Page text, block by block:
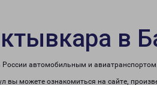
в
России автомобильным и авиатранспортом.
можете ознакомиться на сайте,